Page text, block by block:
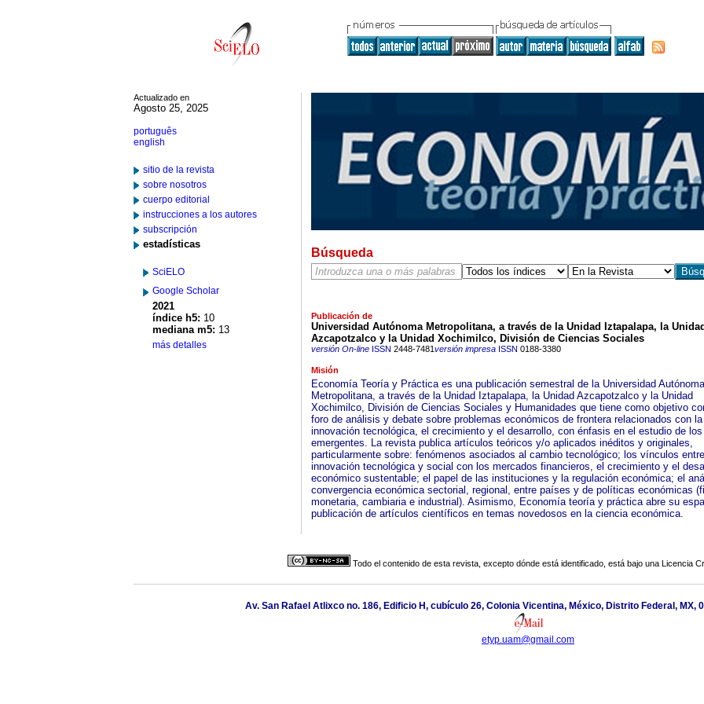
Actualizado en
Agosto 25, 2025
português
english
sitio de la revista
sobre nosotros
cuerpo editorial
instrucciones a los autores
subscripción
estadísticas
SciELO
Google Scholar
2021
índice h5: 10
mediana m5: 13
más detalles
Búsqueda
Publicación de
Universidad Autónoma Metropolitana, a través de la Unidad Iztapalapa, la
Azcapotzalco y la Unidad Xochimilco, División de Ciencias Sociales
versión On-lineISSN 2448-7481versión impresaISSN 0188-3380
Misión
Economía Teoría y Práctica es una publicación semestral de la Universidad Autónoma
Metropolitana, a través de la Unidad Iztapalapa, la Unidad Azcapotzalco y la Unidad
Xochimilco, División de Ciencias Sociales y Humanidades que tiene como objetivo
foro de análisis y debate sobre problemas económicos de frontera relacionados con la
innovación tecnológica, el crecimiento y el desarrollo, con énfasis en el estudio de
emergentes. La revista publica artículos teóricos y/o aplicados inéditos y originales,
particularmente sobre: fenómenos asociados al cambio tecnológico; los vínculos
innovación tecnológica y social con los mercados financieros, el crecimiento y el
económico sustentable; el papel de las instituciones y la regulación económica; el
convergencia económica sectorial, regional, entre países y de políticas económicas
monetaria, cambiaria e industrial). Asimismo, Economía teoría y práctica abre su
publicación de artículos científicos en temas novedosos en la ciencia económica.
Todo el contenido de esta revista, excepto dónde está identificado, está bajo una Licencia
Av. San Rafael Atlixco no. 186, Edificio H, cubículo 26, Colonia Vicentina, México, Distrito Federal, MX,
etyp.uam@gmail.com